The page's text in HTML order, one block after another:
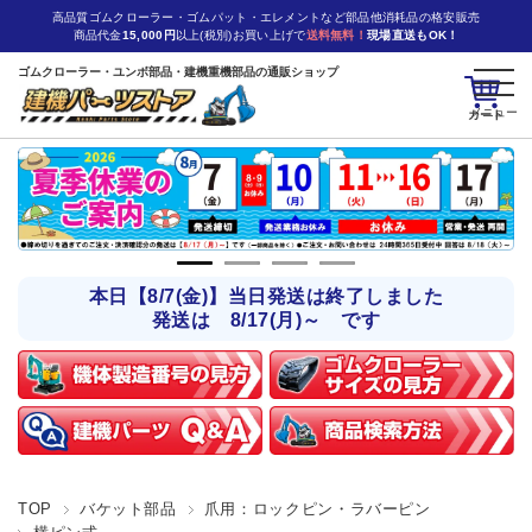
カート
高品質ゴムクローラー・ゴムパット・エレメントなど部品他消耗品の格安販売
商品代金15,000円 以上(税別)お買い上げで送料無料！ 現場直送もOK！
ゴムクローラー・ユンボ部品・建機重機部品の通販ショップ
本日【8/7(金)】当日発送は終了しました
発送は 8/17(月)～ です
TOP バケット部品
爪用：ロックピン・ラバーピン